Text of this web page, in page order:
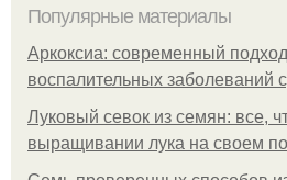
Популярные материалы
Аркоксиа: современный
воспалительных заболеваний
Луковый севок из семян: все,
выращивании лука на своем